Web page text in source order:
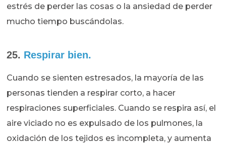
estrés de perder las cosas o la ansiedad de perder
mucho tiempo buscándolas.
25. Respirar bien.
Cuando se sienten estresados, la mayoría de las
personas tienden a respirar corto, a hacer
respiraciones superficiales. Cuando se respira así, el
aire viciado no es expulsado de los pulmones, la
oxidación de los tejidos es incompleta, y aumenta